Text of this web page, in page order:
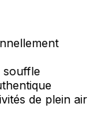
souffle
de plein air